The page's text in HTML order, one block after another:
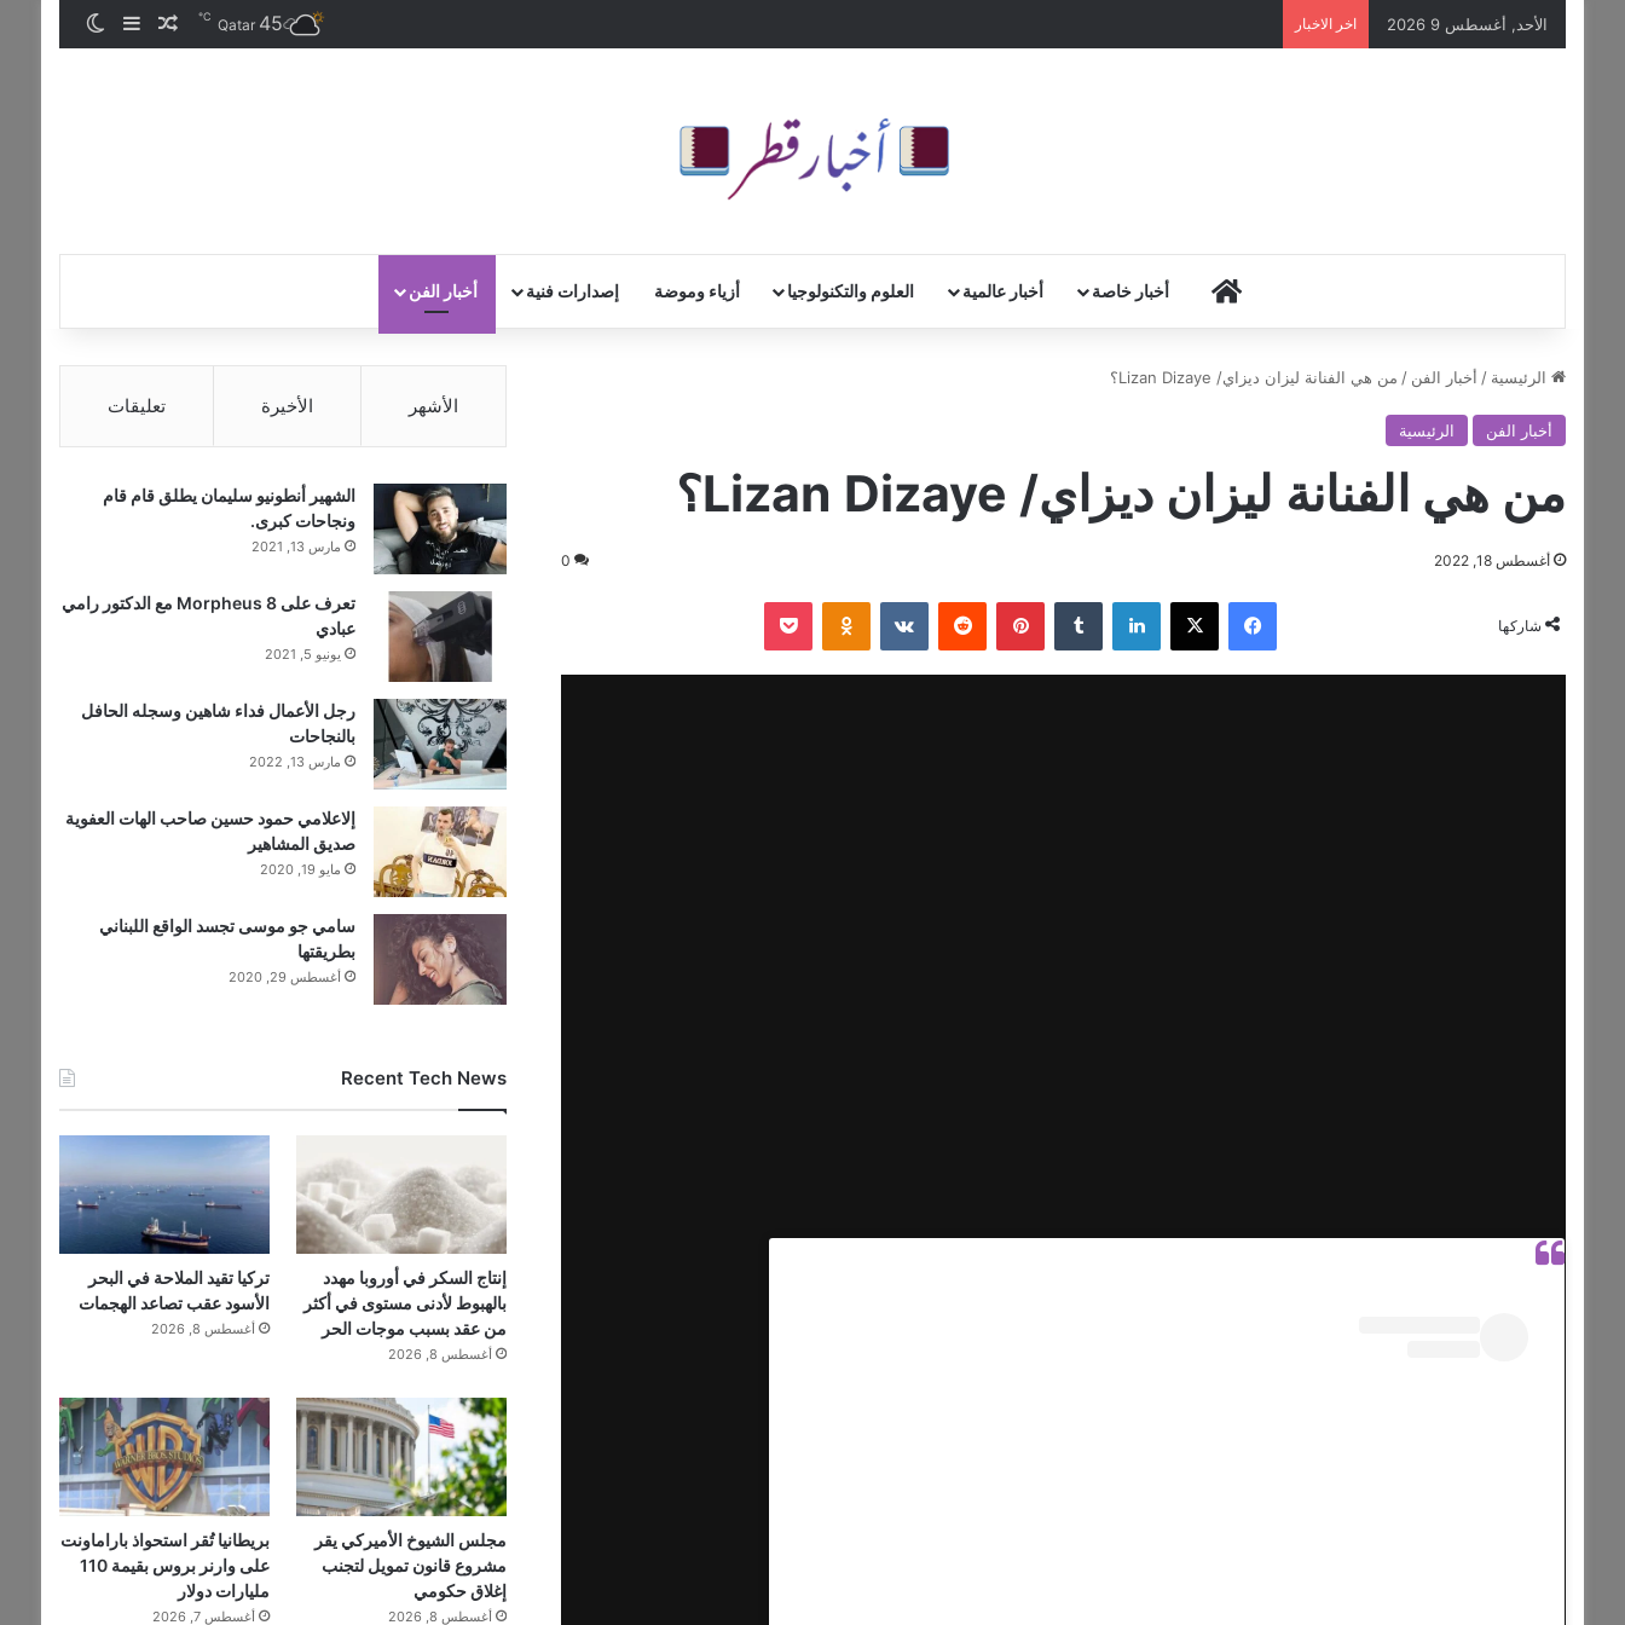
الأحد, أغسطس 9 2026 اخر الاخبار Qatar 45
℃ مقال عشوائي
إضافة عمود
HOMEأخبار خاصة أخبار عالمية العلوم والتكنولوجيا أزياء وموضة إصدارات فنية أخبار الفن
الرئيسية / أخبار الفن / من هي الفنانة ليزان ديزاي/ Lizan Dizaye؟
أخبار الفن الرئيسية
من هي الفنانة ليزان ديزاي/ Lizan Dizaye؟
أغسطس 18, 2022 0
شاركها
فيسبوك ‫X لينكدإن ‏Tumblr بينتيريست ‏Reddit
‏VKontakte
Odnoklassniki
‫Pocket
الأشهر الأخيرة تعليقات
الشهير أنطونيو سليمان يطلق قام قام
ونجاحات كبرى.
مارس 13, 2021
تعرف على Morpheus 8 مع الدكتور رامي
عبادي
يونيو 5, 2021
رجل الأعمال فداء شاهين وسجله الحافل
بالنجاحات
مارس 13, 2022
إلاعلامي حمود حسين صاحب الهات العفوية
صديق المشاهير
مايو 19, 2020
سامي جو موسى تجسد الواقع اللبناني
بطريقتها
أغسطس 29, 2020
Recent Tech News
إنتاج السكر في أوروبا مهدد
بالهبوط لأدنى مستوى في أكثر
من عقد بسبب موجات الحر
أغسطس 8, 2026
تركيا تقيد الملاحة في البحر
الأسود عقب تصاعد الهجمات
أغسطس 8, 2026
مجلس الشيوخ الأميركي يقر
مشروع قانون تمويل لتجنب
إغلاق حكومي
أغسطس 8, 2026
بريطانيا تُقر استحواذ باراماونت
على وارنر بروس بقيمة 110
مليارات دولار
أغسطس 7, 2026